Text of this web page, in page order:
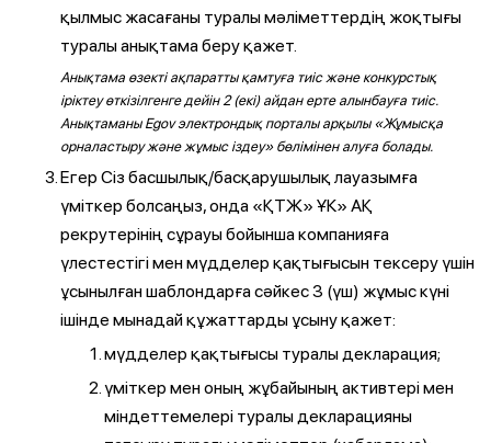
қылмыс жасағаны туралы мәліметтердің жоқтығы
туралы анықтама беру қажет.
Анықтама өзекті ақпаратты қамтуға тиіс және конкурстық
іріктеу өткізілгенге дейін 2 (екі) айдан ерте алынбауға тиіс.
Анықтаманы Egov электрондық порталы арқылы «Жұмысқа
орналастыру және жұмыс іздеу» бөлімінен алуға болады.
Егер Сіз басшылық/басқарушылық лауазымға
үміткер болсаңыз, онда «ҚТЖ» ҰК» АҚ
рекрутерінің сұрауы бойынша компанияға
үлестестігі мен мүдделер қақтығысын тексеру үшін
ұсынылған шаблондарға сәйкес 3 (үш) жұмыс күні
ішінде мынадай құжаттарды ұсыну қажет:
мүдделер қақтығысы туралы декларация;
үміткер мен оның жұбайының активтері мен
міндеттемелері туралы декларацияны